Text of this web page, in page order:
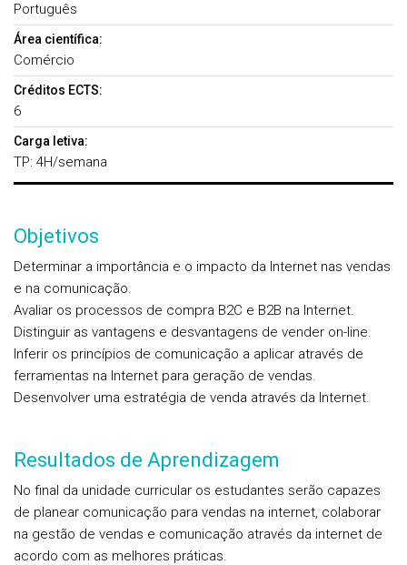
Português
Área científica:
Comércio
Créditos ECTS:
6
Carga letiva:
TP: 4H/semana
Objetivos
Determinar a importância e o impacto da Internet nas vendas
e na comunicação.
Avaliar os processos de compra B2C e B2B na Internet.
Distinguir as vantagens e desvantagens de vender on-line.
Inferir os princípios de comunicação a aplicar através de
ferramentas na Internet para geração de vendas.
Desenvolver uma estratégia de venda através da Internet.
Resultados de Aprendizagem
No final da unidade curricular os estudantes serão capazes
de planear comunicação para vendas na internet, colaborar
na gestão de vendas e comunicação através da internet de
acordo com as melhores práticas.